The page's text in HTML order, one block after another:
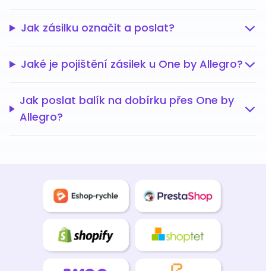
Jak zásilku označit a poslat?
Jaké je pojištění zásilek u One by Allegro?
Jak poslat balík na dobírku přes One by
Allegro?